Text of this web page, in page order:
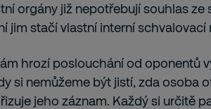
orgány již nepotřebují souhlas ze
jim stačí vlastní interní schvalovací
hrozí poslouchání od oponentů
si nemůžeme být jistí, zda osoba
jeho záznam. Každý si určitě